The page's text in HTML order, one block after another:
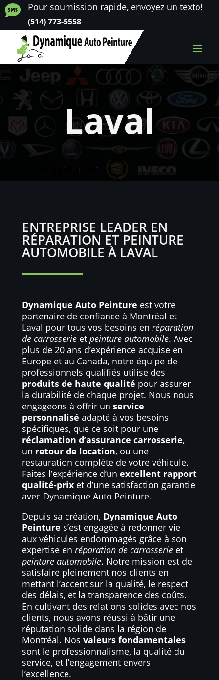
 Pour soumission rapide, envoyez un texto!
(514) 773-5558
Laval
ENTREPRISE LEADER EN
RÉPARATION ET PEINTURE
AUTOMOBILE À LAVAL
Dynamique Auto Peinture est votre
partenaire de confiance à Montréal et
Laval pour tous vos besoins en réparation
de carrosserieet peinture automobile. Avec
plus de 20 ans d’expérience acquise en
Europe et au Canada, notre équipe de
professionnels qualifiés utilise des
produits de haute qualité pour assurer
la durabilité de chaque projet. Nous nous
engageons à offrir un service
personnalisé adapté à vos besoins
spécifiques, que ce soit pour une
réclamation d’assurance carrosserie,
un retour de location, ou une
restauration complète de votre véhicule.
Faites l’expérience d’un excellent rapport
qualité-prixet d’une satisfaction garantie
avec Dynamique Auto Peinture.
Depuis sa création, Dynamique Auto
Peinture s’est engagée à redonner vie
aux véhicules endommagés grâce à son
expertise en réparation de carrosserieet
peinture automobile. Notre mission est de
satisfaire pleinement nos clients en
mettant l’accent sur la qualité, le respect
des délais, et la transparence des coûts.
En cultivant des relations solides avec nos
clients, nous avons réussi à bâtir une
réputation solide dans la région de
Montréal. Nos valeurs fondamentales
sont le professionnalisme, la qualité du
service, et l’engagement envers
l’excellence.